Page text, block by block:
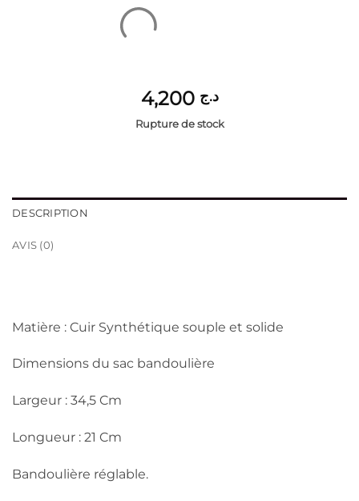
د.ج 4,200
Rupture de stock
DESCRIPTION
AVIS (0)
Matière : Cuir Synthétique souple et solide
Dimensions du sac bandoulière
Largeur : 34,5 Cm
Longueur : 21 Cm
Bandoulière réglable.